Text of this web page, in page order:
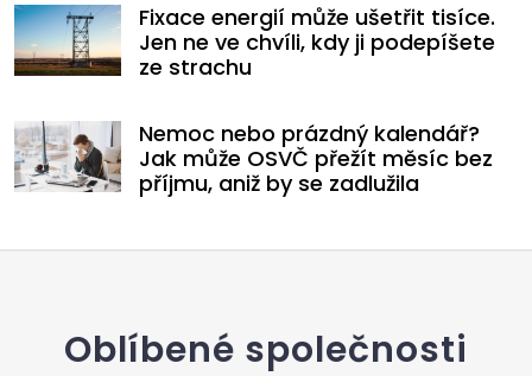
Fixace energií může ušetřit tisíce.
Jen ne ve chvíli, kdy ji podepíšete
ze strachu
Nemoc nebo prázdný kalendář?
Jak může OSVČ přežít měsíc bez
příjmu, aniž by se zadlužila
Oblíbené společnosti